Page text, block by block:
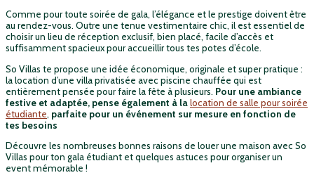
Comme pour toute soirée de gala, l’élégance et le prestige doivent être
au rendez-vous. Outre une tenue vestimentaire chic, il est essentiel de
choisir un lieu de réception exclusif, bien placé, facile d’accès et
suffisamment spacieux pour accueillir tous tes potes d’école.
So Villas te propose une idée économique, originale et super pratique :
la location d’une villa privatisée avec piscine chauffée qui est
entièrement pensée pour faire la fête à plusieurs. Pour une ambiance
festive et adaptée, pense également à lalocation de salle pour soirée
étudiante, parfaite pour un événement sur mesure en fonction de
tes besoins
Découvre les nombreuses bonnes raisons de louer une maison avec So
Villas pour ton gala étudiant et quelques astuces pour organiser un
event mémorable !